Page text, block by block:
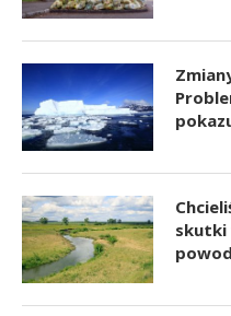
skutki